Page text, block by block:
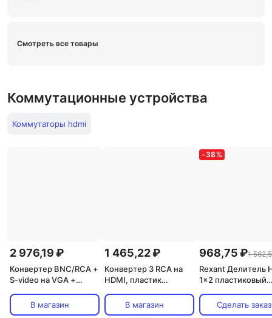
Смотреть все товары
Коммутационные устройства
Коммутаторы hdmi
2 976,19 ₽
Конвертер BNC/RCA +
S-video на VGA +
шт. RCA), пластик
REXANT, цена за 1 шт
В магазин
1 465,22 ₽
Конвертер 3 RCA на
HDMI, пластик
В магазин
- 38 %
968,75 ₽1
Rexant Делитель
1x2 пластиковый
Сделать заказ